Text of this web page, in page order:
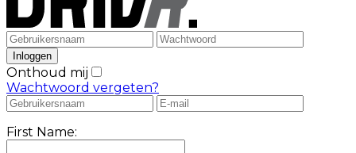
Onthoud mij
Wachtwoord vergeten?
First Name: